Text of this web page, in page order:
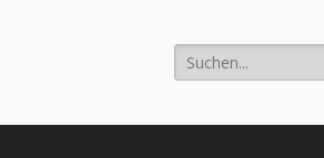
Suche
nach: